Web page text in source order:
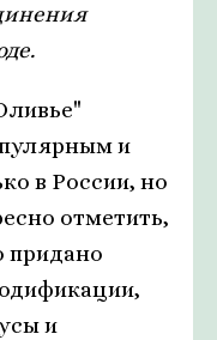
и
в России, но
отметить,
придано
и